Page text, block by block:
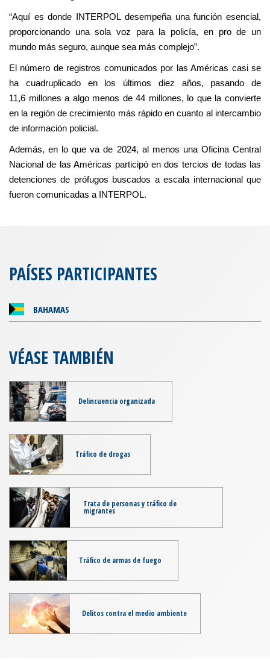
“Aquí es donde INTERPOL desempeña una función esencial,
proporcionando una sola voz para la policía, en pro de un
mundo más seguro, aunque sea más complejo”.
El número de registros comunicados por las Américas casi se
ha cuadruplicado en los últimos diez años, pasando de
11,6 millones a algo menos de 44 millones, lo que la convierte
en la región de crecimiento más rápido en cuanto al intercambio
de información policial.
Además, en lo que va de 2024, al menos una Oficina Central
Nacional de las Américas participó en dos tercios de todas las
detenciones de prófugos buscados a escala internacional que
fueron comunicadas a INTERPOL.
PAÍSES PARTICIPANTES
BAHAMAS
VÉASE TAMBIÉN
Delincuencia organizada
Tráfico de drogas
Trata de personas y tráfico de
migrantes
Tráfico de armas de fuego
Delitos contra el medio ambiente